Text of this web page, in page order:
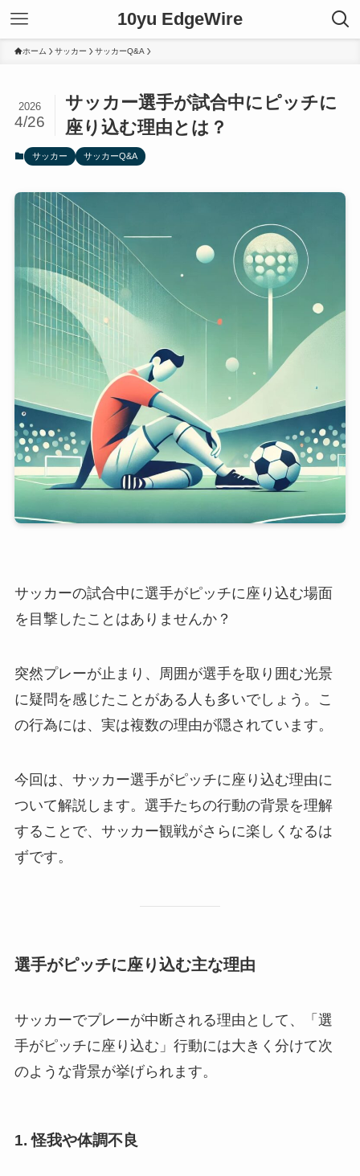
10yu EdgeWire
ホーム サッカー サッカーQ&A
サッカー選手が試合中にピッチに
座り込む理由とは？
2026
4/26
サッカー サッカーQ&A
サッカーの試合中に選手がピッチに座り込む場面
を目撃したことはありませんか？
突然プレーが止まり、周囲が選手を取り囲む光景
に疑問を感じたことがある人も多いでしょう。こ
の行為には、実は複数の理由が隠されています。
今回は、サッカー選手がピッチに座り込む理由に
ついて解説します。選手たちの行動の背景を理解
することで、サッカー観戦がさらに楽しくなるは
ずです。
選手がピッチに座り込む主な理由
サッカーでプレーが中断される理由として、「選
手がピッチに座り込む」行動には大きく分けて次
のような背景が挙げられます。
1. 怪我や体調不良